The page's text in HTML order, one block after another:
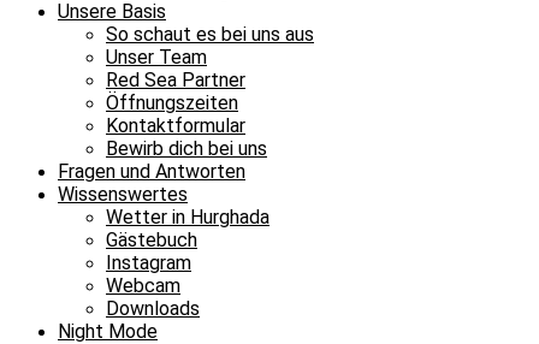
Unsere Basis
So schaut es bei uns aus
Unser Team
Red Sea Partner
Öffnungszeiten
Kontaktformular
Bewirb dich bei uns
Fragen und Antworten
Wissenswertes
Wetter in Hurghada
Gästebuch
Instagram
Webcam
Downloads
Night Mode